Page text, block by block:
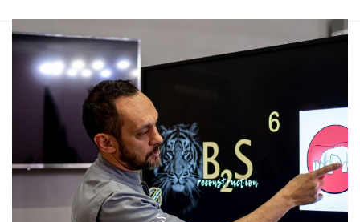
Общая
Управление
Галерея
Контакты